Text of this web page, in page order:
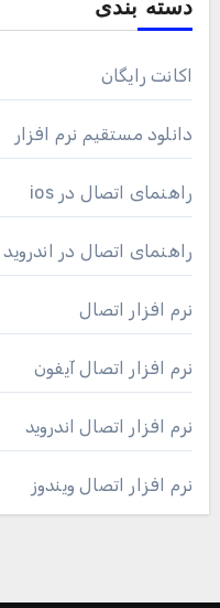
دسته بندی
اکانت رایگان
دانلود مستقیم نرم افزار
راهنمای اتصال در ios
راهنمای اتصال در اندروید
نرم افزار اتصال
نرم افزار اتصال آیفون
نرم افزار اتصال اندروید
نرم افزار اتصال ویندوز